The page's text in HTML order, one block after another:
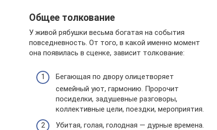
Общее толкование
У живой рябушки весьма богатая на события
повседневность. От того, в какой именно момент
она появилась в сценке, зависит толкование:
Бегающая по двору олицетворяет
семейный уют, гармонию. Пророчит
посиделки, задушевные разговоры,
коллективные цели, поездки, мероприятия.
Убитая, голая, голодная — дурные времена.